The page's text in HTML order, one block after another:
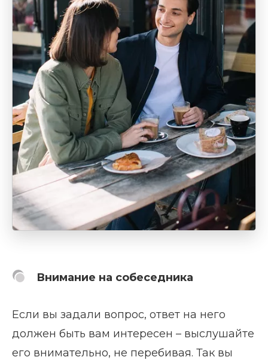
Внимание на собеседника
Если вы задали вопрос, ответ на него
должен быть вам интересен – выслушайте
его внимательно, не перебивая. Так вы